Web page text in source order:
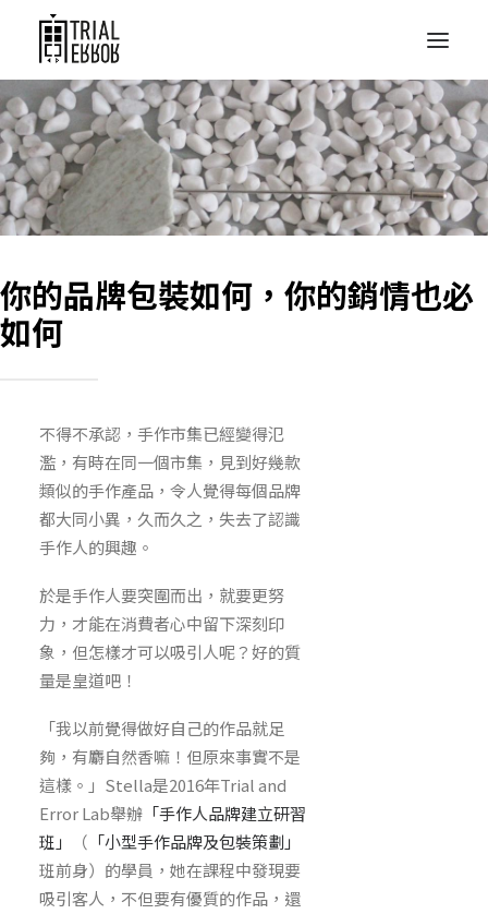
你的品牌包裝如何，你的銷情也必
如何
不得不承認，手作市集已經變得氾
濫，有時在同一個市集，見到好幾款
類似的手作產品，令人覺得每個品牌
都大同小異，久而久之，失去了認識
手作人的興趣。
於是手作人要突圍而出，就要更努
力，才能在消費者心中留下深刻印
象，但怎樣才可以吸引人呢？好的質
量是皇道吧！
「我以前覺得做好自己的作品就足
夠，有麝自然香嘛！但原來事實不是
這樣。」Stella是2016年Trial and
Error Lab舉辦 「手作人品牌建立研習
班」
（ 「小型手作品牌及包裝策劃」
班前身）的學員，她在課程中發現要
吸引客人，不但要有優質的作品，還